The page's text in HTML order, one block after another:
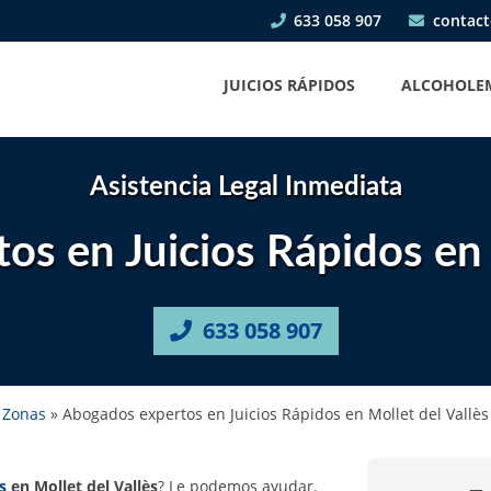
633 058 907
JUICIOS RÁPIDOS
Asistencia Legal Inmediata
en Juicios Rápidos
633 058 907
Zonas » Abogados expertos en Juicios Rápidos en Mollet del Vallès
en Mollet del Vallès? Le podemos ayudar.